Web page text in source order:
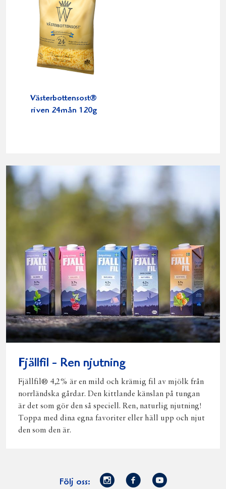
Västerbottensost®
riven 24mån 120g
Fjällfil - Ren njutning
Fjällfil® 4,2% är en mild och krämig fil av mjölk från
norrländska gårdar. Den kittlande känslan på tungan
är det som gör den så speciell. Ren, naturlig njutning!
Toppa med dina egna favoriter eller häll upp och njut
den som den är.
Följ oss:
Norrmejerier
Facebook
Youtube